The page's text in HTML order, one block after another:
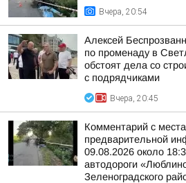
Вчера, 20:54
Алексей
по променаду в
обстоят дела со
с подрядчиками
Вчера, 20:45
Комментарий с
предварительной
09.08.2026 около
автодороги
Зеленоградского